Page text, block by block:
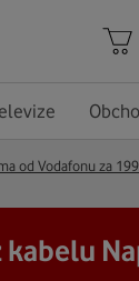
od Vodafonu za